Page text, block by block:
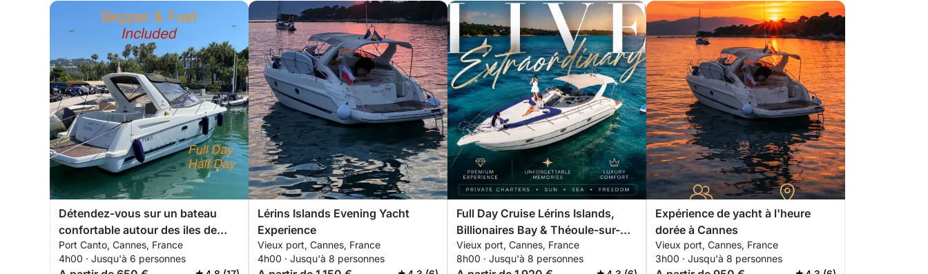
Détendez-vous sur un bateau
confortable autour des iles de
Lerins pour 4 heures. Special
discount pour les couples !
Port Canto, Cannes, France
4h00 · Jusqu'à 6 personnes
Lérins Islands Evening Yacht
Experience
Vieux port, Cannes, France
4h00 · Jusqu'à 8 personnes
Full Day Cruise Lérins Islands,
Billionaires Bay & Théoule-sur-
Mer
Vieux port, Cannes, France
8h00 · Jusqu'à 8 personnes
Expérience de yacht à l'heure
dorée à Cannes
Vieux port, Cannes, France
3h00 · Jusqu'à 8 personnes